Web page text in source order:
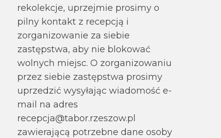
rekolekcje, uprzejmie prosimy o
pilny kontakt z recepcją i
zorganizowanie za siebie
zastępstwa, aby nie blokować
wolnych miejsc. O zorganizowaniu
przez siebie zastępstwa prosimy
uprzedzić wysyłając wiadomość e-
mail na adres
recepcja@tabor.rzeszow.pl
zawierającą potrzebne dane osoby